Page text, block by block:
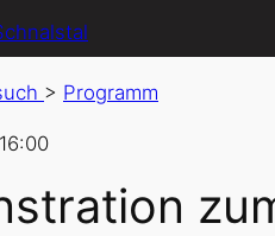
> Programm
16:00